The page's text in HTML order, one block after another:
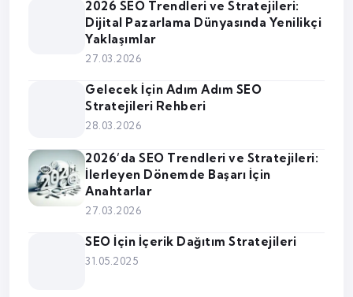
2026 SEO Trendleri ve Stratejileri:
Dijital Pazarlama Dünyasında Yenilikçi
Yaklaşımlar
27.03.2026
Gelecek İçin Adım Adım SEO
Stratejileri Rehberi
28.03.2026
2026’da SEO Trendleri ve Stratejileri:
İlerleyen Dönemde Başarı İçin
Anahtarlar
27.03.2026
SEO İçin İçerik Dağıtım Stratejileri
31.05.2025